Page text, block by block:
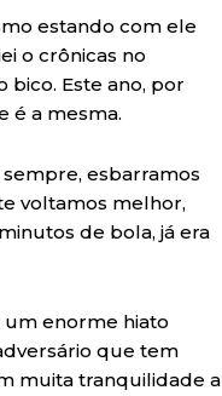
estando com ele
o crônicas no
bico. Este ano, por
é a mesma.
esbarramos
voltamos melhor,
de bola, já era
um enorme hiato
que tem
muita tranquilidade a